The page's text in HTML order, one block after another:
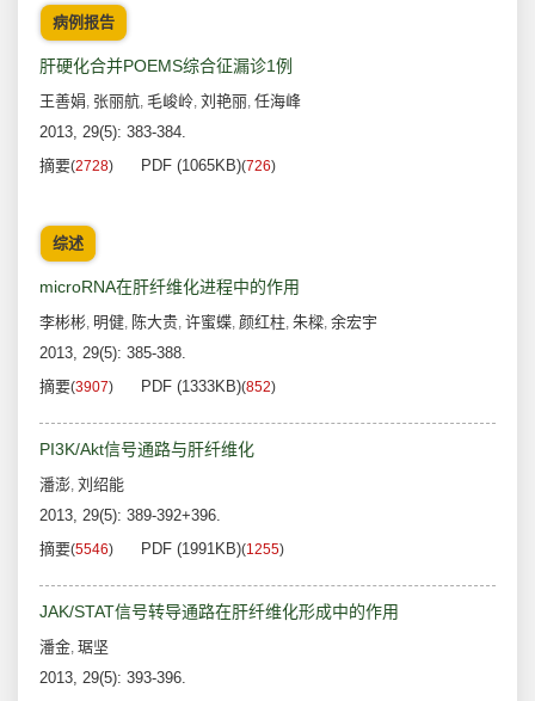
病例报告
肝硬化合并POEMS综合征漏诊1例
王善娟, 张丽航, 毛峻岭, 刘艳丽, 任海峰
2013, 29(5): 383-384.
摘要(2728) PDF (1065KB)(726)
综述
microRNA在肝纤维化进程中的作用
李彬彬, 明健, 陈大贵, 许蜜蝶, 颜红柱, 朱樑, 余宏宇
2013, 29(5): 385-388.
摘要(3907) PDF (1333KB)(852)
PI3K/Akt信号通路与肝纤维化
潘澎, 刘绍能
2013, 29(5): 389-392+396.
摘要(5546) PDF (1991KB)(1255)
JAK/STAT信号转导通路在肝纤维化形成中的作用
潘金, 琚坚
2013, 29(5): 393-396.